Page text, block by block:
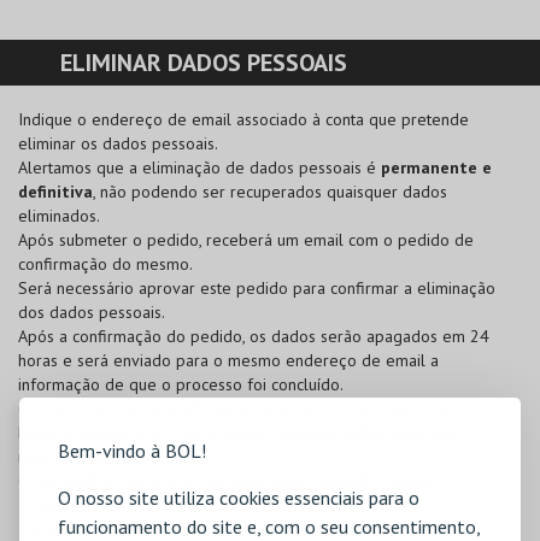
Bem-vindo à BOL!
O nosso site utiliza cookies essenciais para o
funcionamento do site e, com o seu consentimento,
ELIMINAR DADOS PESSOAIS
Indique o endereço de email associado à conta que pretende
eliminar os dados pessoais.
Alertamos que a eliminação de dados pessoais é permanente e
definitiva, não podendo ser recuperados quaisquer dados
eliminados.
Após submeter o pedido, receberá um email com o pedido de
confirmação do mesmo.
Será necessário aprovar este pedido para confirmar a eliminação
dos dados pessoais.
Após a confirmação do pedido, os dados serão apagados em 24
horas e será enviado para o mesmo endereço de email a
informação de que o processo foi concluído.
Com esta operação, a BOL deixará de ter os dados pessoais,
histórico de compras, sendo ainda disponibilizadas quaisquer
reservas efetuadas.
- Efetuou uma reserva e a mesma ainda se encontra ativa;
- Adquiriu bilhetes para um evento que ainda não se realizou;